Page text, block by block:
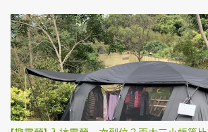
A2營位側面，前面已經極限，再往前就要搭
卡的尺寸大概是3.6mx6.1m，我們的睡帳最
不影響睡覺。寬度上真的很剛好，差點就要
果比阿提卡寬的客廳帳可能會被擠到。 第一
炒飯跟加熱阿桐阿寶四神湯當晚餐。（在車
子） 夜衝晚餐隨便吃 帳內看電影解析度跟亮
看電影，Q3投影機真的很實惠，3500元也堪
槽） 獨立湯池 柴火燒的時候要注意溫度計，
柴室通風，低溫的時候要關起來可以加速加
燒，水溫難免難控制，淋浴間使用水的時候
面水溫60度的時候，裡面水也是60度水在調
己燒柴，自己泡湯自己燒～自己洗澡自己努
兩小時左右才夠泡湯。 因為試營運，營主有
們，很幸福的做做樣子就可以泡湯，之後來